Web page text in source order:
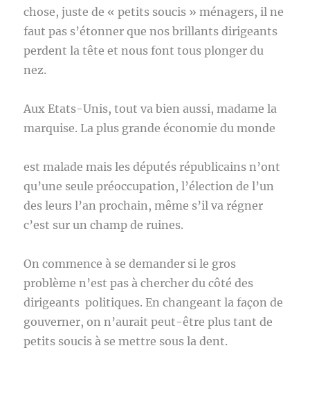
chose, juste de « petits soucis » ménagers, il ne
faut pas s’étonner que nos brillants dirigeants
perdent la tête et nous font tous plonger du
nez.
Aux Etats-Unis, tout va bien aussi, madame la
marquise. La plus grande économie du monde
est malade mais les députés républicains n’ont
qu’une seule préoccupation, l’élection de l’un
des leurs l’an prochain, même s’il va régner
c’est sur un champ de ruines.
On commence à se demander si le gros
problème n’est pas à chercher du côté des
dirigeants politiques. En changeant la façon de
gouverner, on n’aurait peut-être plus tant de
petits soucis à se mettre sous la dent.